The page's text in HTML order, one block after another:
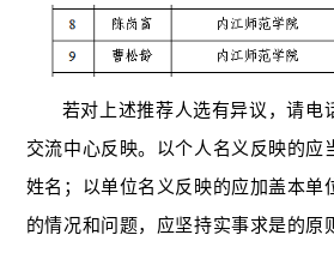
若对上述推荐人选有异议，请电
交流中心反映。以个人名义反映的应
姓名；以单位名义反映的应加盖本单
的情况和问题，应坚持实事求是的原